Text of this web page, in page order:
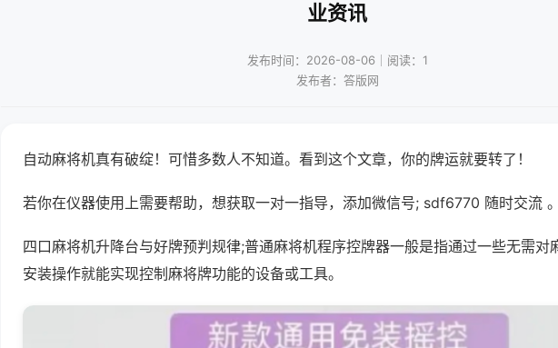
业资讯
发布时间：2026-08-06｜阅读：1
发布者：答版网
自动麻将机真有破绽！可惜多数人不知道。看到这个文章，你的牌运就要转了！
若你在仪器使用上需要帮助，想获取一对一指导，添加微信号; sdf6770 随时交流 。
四口麻将机升降台与好牌预判规律;普通麻将机程序控牌器一般是指通过一些无需对
安装操作就能实现控制麻将牌功能的设备或工具。